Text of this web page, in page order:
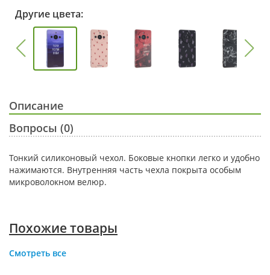
Другие цвета:
Описание
Вопросы (0)
Тонкий силиконовый чехол. Боковые кнопки легко и удобно
нажимаются. Внутренняя часть чехла покрыта особым
микроволокном велюр.
Похожие товары
Смотреть все